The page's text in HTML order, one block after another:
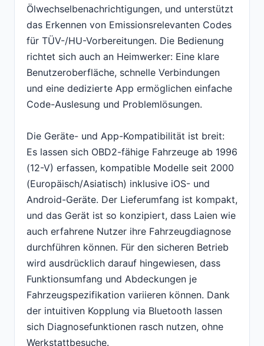
Ölwechselbenachrichtigungen, und unterstützt
das Erkennen von Emissionsrelevanten Codes
für TÜV-/HU-Vorbereitungen. Die Bedienung
richtet sich auch an Heimwerker: Eine klare
Benutzeroberfläche, schnelle Verbindungen
und eine dedizierte App ermöglichen einfache
Code-Auslesung und Problemlösungen.
Die Geräte- und App-Kompatibilität ist breit:
Es lassen sich OBD2-fähige Fahrzeuge ab 1996
(12-V) erfassen, kompatible Modelle seit 2000
(Europäisch/Asiatisch) inklusive iOS- und
Android-Geräte. Der Lieferumfang ist kompakt,
und das Gerät ist so konzipiert, dass Laien wie
auch erfahrene Nutzer ihre Fahrzeugdiagnose
durchführen können. Für den sicheren Betrieb
wird ausdrücklich darauf hingewiesen, dass
Funktionsumfang und Abdeckungen je
Fahrzeugspezifikation variieren können. Dank
der intuitiven Kopplung via Bluetooth lassen
sich Diagnosefunktionen rasch nutzen, ohne
Werkstattbesuche.